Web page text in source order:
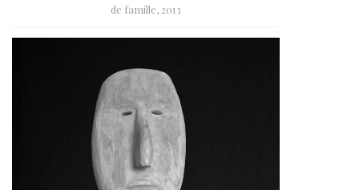
de famille, 2013